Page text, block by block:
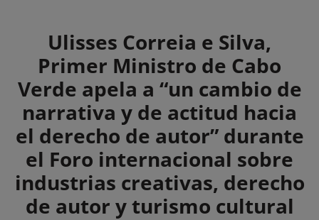
Summary
Ulisses Correia e Silva,
Primer Ministro de Cabo
Verde apela a “un cambio de
narrativa y de actitud hacia
el derecho de autor” durante
el Foro internacional sobre
industrias creativas, derecho
de autor y turismo cultural